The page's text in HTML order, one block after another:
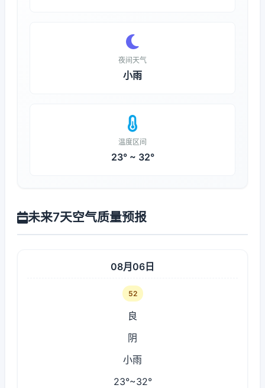
夜间天气
小雨
温度区间
23° ~ 32°
未来7天空气质量预报
08月06日
52
良
阴
小雨
23°~32°